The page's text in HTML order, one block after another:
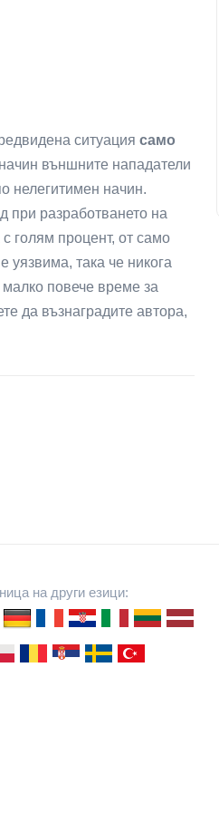
ситуация само
външните нападатели
нелегитимен начин.
при разработването на
голям процент, от само
уязвима, така че никога
повече време за
да възнаградите автора,
на други езици: